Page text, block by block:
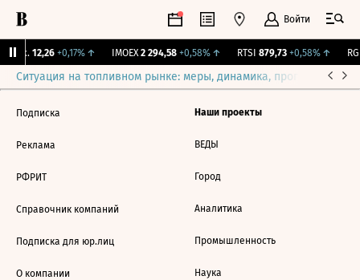
Войти
12,26 +0,17%↑ IMOEX 2 294,58 +0,58%↑ RTSI 879,73 +0,58%↑
Ситуация на топливном рынке: меры, динамика, прогнозы
Подписка
Реклама
РФРИТ
Справочник компаний
Подписка для юр.лиц
О компании
Наши проекты
ВЕДЫ
Город
Аналитика
Промышленность
Наука